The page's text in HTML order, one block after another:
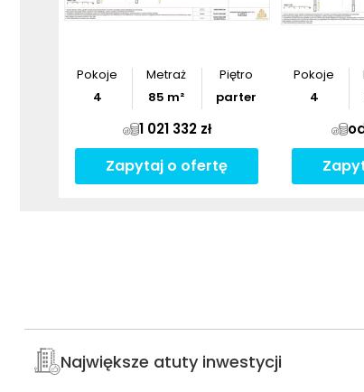
Pokoje
4
Metraż
85 m²
Piętro
parter
1 021 332 zł
Zapytaj o ofertę
Pokoje
4
Największe atuty inwestycji